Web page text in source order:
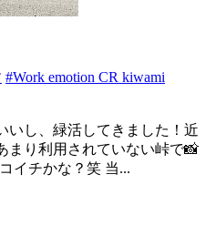
#Work emotion CR kiwami
いし、緑活してきました！近
まり利用されていない峠で📸
イチかな？笑 当...